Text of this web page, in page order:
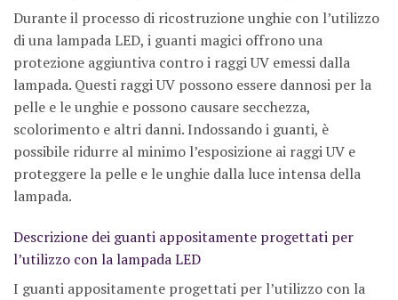
Durante il processo di ricostruzione unghie con l’utilizzo
di una lampada LED, i guanti magici offrono una
protezione aggiuntiva contro i raggi UV emessi dalla
lampada. Questi raggi UV possono essere dannosi per la
pelle e le unghie e possono causare secchezza,
scolorimento e altri danni. Indossando i guanti, è
possibile ridurre al minimo l’esposizione ai raggi UV e
proteggere la pelle e le unghie dalla luce intensa della
lampada.
Descrizione dei guanti appositamente progettati per
l’utilizzo con la lampada LED
I guanti appositamente progettati per l’utilizzo con la